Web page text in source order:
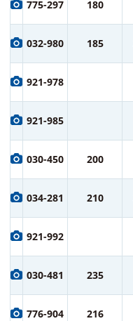
775-297 180
032-980 185
921-978
921-985
030-450 200
034-281 210
921-992
030-481 235
776-904 216